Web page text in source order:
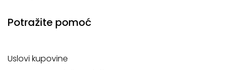
Potražite pomoć
Uslovi kupovine